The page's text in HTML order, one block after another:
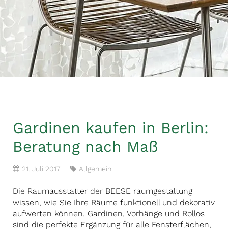
Gardinen kaufen in Berlin:
Beratung nach Maß
21. Juli 2017 Allgemein
Die Raumausstatter der BEESE raumgestaltung
wissen, wie Sie Ihre Räume funktionell und dekorativ
aufwerten können. Gardinen, Vorhänge und Rollos
sind die perfekte Ergänzung für alle Fensterflächen,